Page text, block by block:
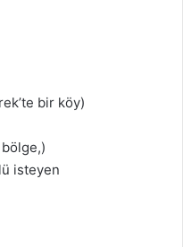
bir köy)
bölge,)
isteyen